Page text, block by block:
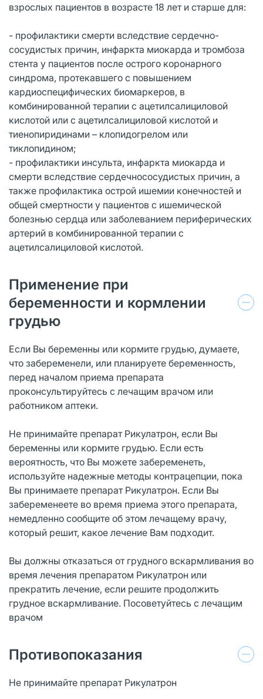
взрослых пациентов в возрасте 18 лет и старше для:
- профилактики смерти вследствие сердечно-
сосудистых причин, инфаркта миокарда и тромбоза
стента у пациентов после острого коронарного
синдрома, протекавшего с повышением
кардиоспецифических биомаркеров, в
комбинированной терапии с ацетилсалициловой
кислотой или с ацетилсалициловой кислотой и
тиенопиридинами – клопидогрелом или
тиклопидином;
- профилактики инсульта, инфаркта миокарда и
смерти вследствие сердечнососудистых причин, а
также профилактика острой ишемии конечностей и
общей смертности у пациентов с ишемической
болезнью сердца или заболеванием периферических
артерий в комбинированной терапии с
ацетилсалициловой кислотой.
Применение при
беременности и кормлении
грудью
Если Вы беременны или кормите грудью, думаете,
что забеременели, или планируете беременность,
перед началом приема препарата
проконсультируйтесь с лечащим врачом или
работником аптеки.
Не принимайте препарат Рикулатрон, если Вы
беременны или кормите грудью. Если есть
вероятность, что Вы можете забеременеть,
используйте надежные методы контрацепции, пока
Вы принимаете препарат Рикулатрон. Если Вы
забеременеете во время приема этого препарата,
немедленно сообщите об этом лечащему врачу,
который решит, какое лечение Вам подходит.
Вы должны отказаться от грудного вскармливания во
время лечения препаратом Рикулатрон или
прекратить лечение, если решите продолжить
грудное вскармливание. Посоветуйтесь с лечащим
врачом
Противопоказания
Не принимайте препарат Рикулатрон